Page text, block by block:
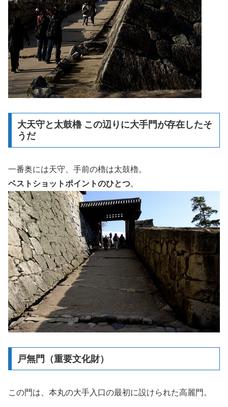
大天守と太鼓櫓 この辺りに大手門が存在したそ
うだ
一番奥には天守、手前の櫓は太鼓櫓。
ベストショットポイントのひとつ。
戸無門（重要文化財）
この門は、本丸の大手入口の最初に設けられた高麗門。